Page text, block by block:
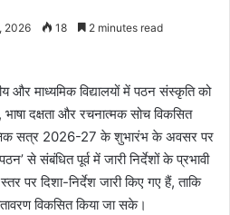
2026 18 2 minutes read
और माध्यमिक विद्यालयों में पठन संस्कृति को
दक्षता और रचनात्मक सोच विकसित
सत्र 2026-27 के शुभारंभ के अवसर पर
से संबंधित पूर्व में जारी निर्देशों के प्रभावी
पर दिशा-निर्देश जारी किए गए हैं, ताकि
विकसित किया जा सके।